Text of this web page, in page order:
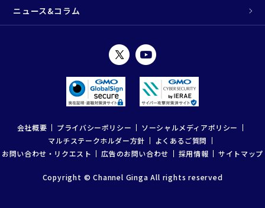
ニュース&コラム
会社概要 プライバシーポリシー
ソーシャルメディアポリシー
マルチステークホルダー方針
よくあるご質問
お問い合わせ・リクエスト
広告のお問い合わせ 採用情報 サイトマップ
Copyright © Channel Ginga All rights reserved